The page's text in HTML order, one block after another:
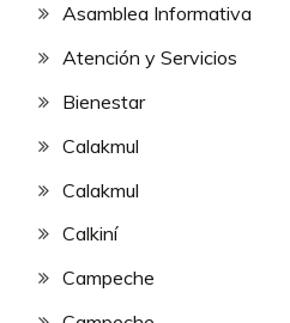
Asamblea Informativa
Atención y Servicios
Bienestar
Calakmul
Calakmul
Calkiní
Campeche